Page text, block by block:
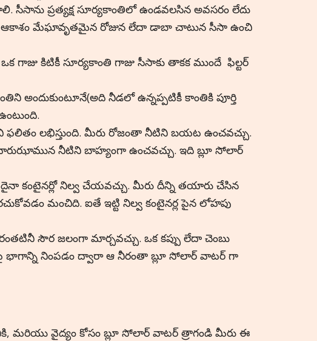
ప్రత్యక్ష సూర్యకాంతిలో ఉండవలసిన అవసరం లేదు
ఆకాశం మేఘావృతమైన రోజున లేదా డాబా చాటున సీసా ఉంచి
కిటికీ సూర్యకాంతి గాజు సీసాకు తాకక ముందే ఫిల్టర్
అందుకుంటూనే(అది నీడలో ఉన్నప్పటికీ కాంతికి పూర్తి
లభిస్తుంది. మీరు రోజంతా నీటిని బయట ఉంచవచ్చు.
నీటిని బాహ్యంగా ఉంచవచ్చు. ఇది బ్లూ సోలార్
కంటైనర్లో నిల్వ చేయవచ్చు. మీరు దీన్ని తయారు చేసిన
మంచిది. ఐతే ఇట్టి నిల్వ కంటైనర్ల పైన లోహపు
సౌర జలంగా మార్చవచ్చు. ఒక కప్పు లేదా చెంబు
నింపడం ద్వారా ఆ నీరంతా బ్లూ సోలార్ వాటర్ గా
మరియు వైద్యం కోసం బ్లూ సోలార్ వాటర్ త్రాగండి మీరు ఈ